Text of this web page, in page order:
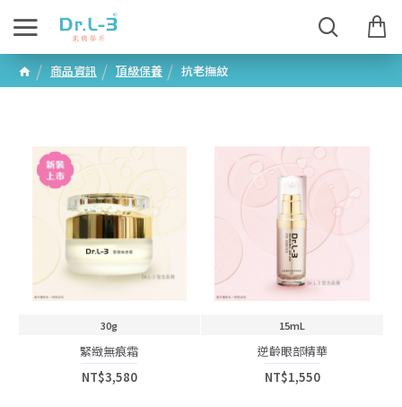
商品資訊 頂級保養 抗老撫紋
30g
緊緻無痕霜
NT$3,580
15mL
逆齡眼部精華
NT$1,550